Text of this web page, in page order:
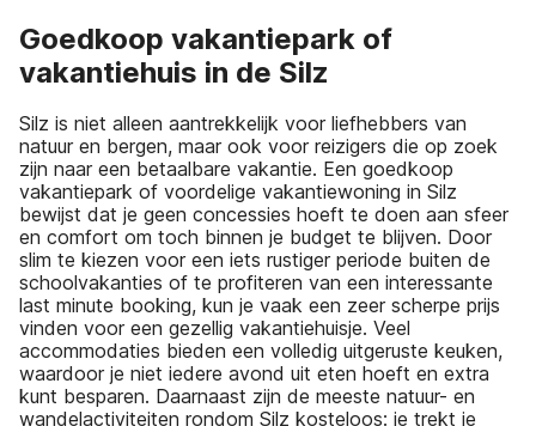
Goedkoop vakantiepark of
vakantiehuis in de Silz
Silz is niet alleen aantrekkelijk voor liefhebbers van
natuur en bergen, maar ook voor reizigers die op zoek
zijn naar een betaalbare vakantie. Een goedkoop
vakantiepark of voordelige vakantiewoning in Silz
bewijst dat je geen concessies hoeft te doen aan sfeer
en comfort om toch binnen je budget te blijven. Door
slim te kiezen voor een iets rustiger periode buiten de
schoolvakanties of te profiteren van een interessante
last minute booking, kun je vaak een zeer scherpe prijs
vinden voor een gezellig vakantiehuisje. Veel
accommodaties bieden een volledig uitgeruste keuken,
waardoor je niet iedere avond uit eten hoeft en extra
kunt besparen. Daarnaast zijn de meeste natuur- en
wandelactiviteiten rondom Silz kosteloos: je trekt je